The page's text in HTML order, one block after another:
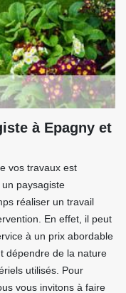
à Epagny et
vos travaux est
paysagiste
réaliser un travail
En effet, il peut
à un prix abordable
dépendre de la nature
utilisés. Pour
vous invitons à faire